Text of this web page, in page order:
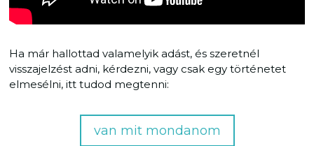
Ha már hallottad valamelyik adást, és szeretnél
visszajelzést adni, kérdezni, vagy csak egy történetet
elmesélni, itt tudod megtenni:
van mit mondanom